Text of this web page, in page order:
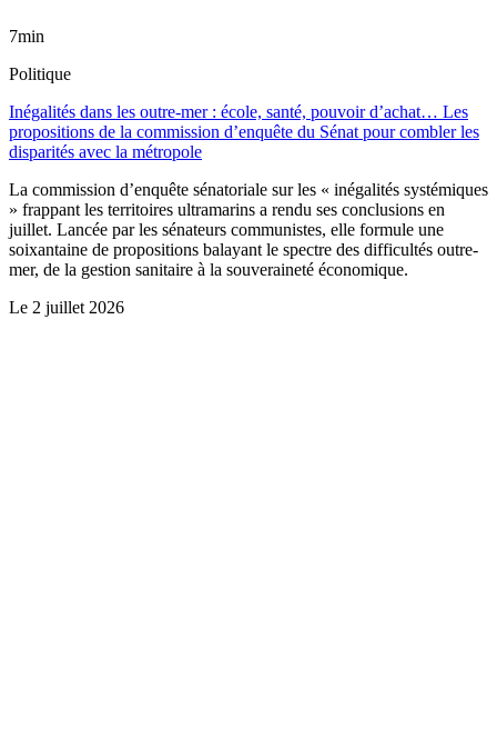
7min
Politique
Inégalités dans les outre-mer : école, santé, pouvoir d’achat… Les
propositions de la commission d’enquête du Sénat pour combler les
disparités avec la métropole
La commission d’enquête sénatoriale sur les « inégalités systémiques
» frappant les territoires ultramarins a rendu ses conclusions en
juillet. Lancée par les sénateurs communistes, elle formule une
soixantaine de propositions balayant le spectre des difficultés outre-
mer, de la gestion sanitaire à la souveraineté économique.
Le 2 juillet 2026